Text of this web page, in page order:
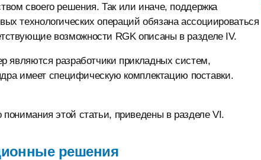
своего решения. Так или иначе, поддержка
технологических операций обязана ассоциироваться
возможности RGK описаны в разделе IV.
являются разработчики прикладных систем,
имеет специфическую комплектацию поставки.
этой статьи, приведены в разделе VI.
решения